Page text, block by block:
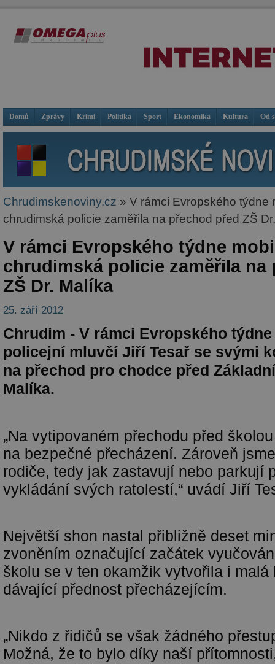
Domů Zprávy Krimi Politika Sport Ekonomika Kultura Od
Chrudimskenoviny.cz » V rámci Evropského týdne
chrudimská policie zaměřila na přechod před ZŠ
V rámci Evropského týdne
chrudimská policie zaměřila na
ZŠ Dr. Malíka
25. září 2012
Chrudim - V rámci Evropského
policejní mluvčí Jiří Tesař se svými
na přechod pro chodce před
Malíka.
„Na vytipovaném přechodu před
na bezpečné přecházení. Zároveň
rodiče, tedy jak zastavují nebo parkují
vykládání svých ratolestí,“ uvádí Jiří
Největší shon nastal přibližně deset
zvoněním označující začátek
školu se v ten okamžik vytvořila i malá
dávající přednost přecházejícím.
„Nikdo z řidičů se však žádného
Možná, že to bylo díky naší